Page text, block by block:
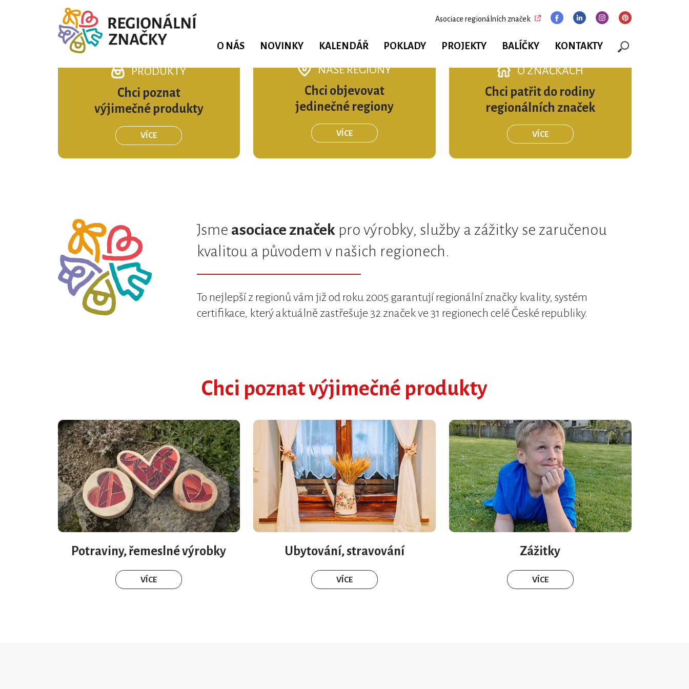
Asociace regionálních značek
O NÁS NOVINKY KALENDÁŘ POKLADY PROJEKTY BALÍČKY KONTAKTY
PRODUKTY
Chci poznat
výjimečné produkty
VÍCE
NAŠE REGIONY
Chci objevovat
jedinečné regiony
VÍCE
O ZNAČKÁCH
Chci patřit do rodiny
regionálních značek
VÍCE
Jsme asociace značek pro výrobky, služby a zážitky se zaručenou
kvalitou a původem v našich regionech.
To nejlepší z regionů vám již od roku 2005 garantují regionální značky kvality, systém
certifikace, který aktuálně zastřešuje 32 značek ve 31 regionech celé České republiky.
Chci poznat výjimečné produkty
Potraviny, řemeslné výrobky
VÍCE
Ubytování, stravování
VÍCE
Zážitky
VÍCE